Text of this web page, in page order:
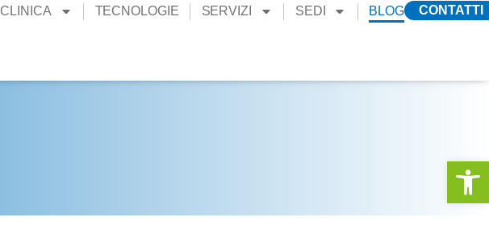
Apri la
CLINICA TECNOLOGIE SERVIZI SEDI BLOG CONTATTI